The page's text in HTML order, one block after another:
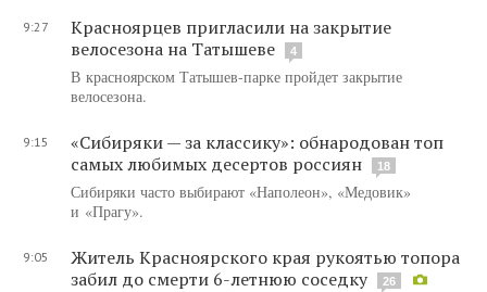
9:27
Красноярцев пригласили на закрытие
велосезона на Татышеве
4
В красноярском Татышев-парке пройдет закрытие
велосезона.
9:15
«Сибиряки — за классику»: обнародован топ
самых любимых десертов россиян
18
Сибиряки часто выбирают «Наполеон», «Медовик»
и «Прагу».
9:05
Житель Красноярского края рукоятью топора
забил до смерти 6-летнюю соседку
26